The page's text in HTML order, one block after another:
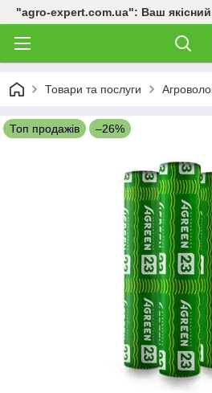
"agro-expert.com.ua": Ваш
Товари та послуги
Топ продажів –26%